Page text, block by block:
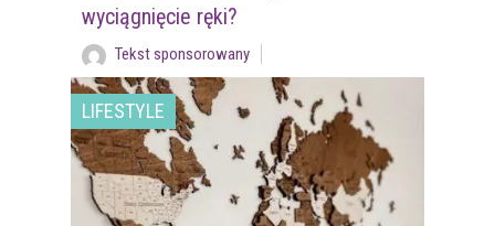
wyciągnięcie ręki?
Tekst sponsorowany
LIFESTYLE